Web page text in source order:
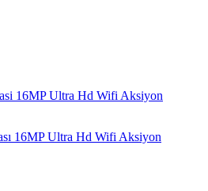
16MP Ultra Hd Wifi Aksiyon